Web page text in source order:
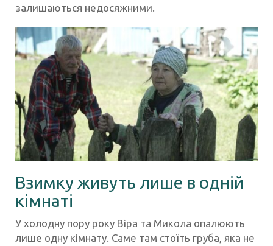
залишаються недосяжними.
Взимку живуть лише в одній
кімнаті
У холодну пору року Віра та Микола опалюють
лише одну кімнату. Саме там стоїть груба, яка не